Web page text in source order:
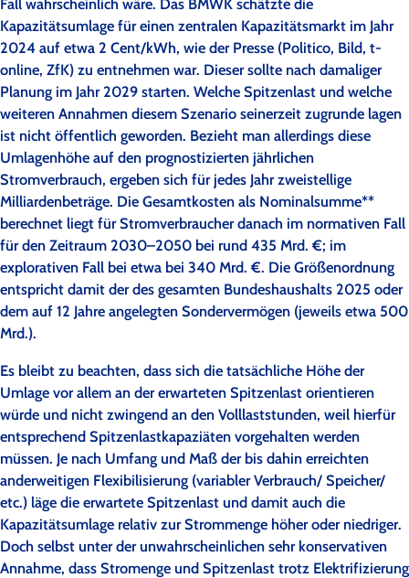
Fall wahrscheinlich wäre. Das BMWK schätzte die
Kapazitätsumlage für einen zentralen Kapazitätsmarkt im Jahr
2024 auf etwa 2 Cent/kWh, wie der Presse (Politico, Bild, t-
online, ZfK) zu entnehmen war. Dieser sollte nach damaliger
Planung im Jahr 2029 starten. Welche Spitzenlast und welche
weiteren Annahmen diesem Szenario seinerzeit zugrunde lagen
ist nicht öffentlich geworden. Bezieht man allerdings diese
Umlagenhöhe auf den prognostizierten jährlichen
Stromverbrauch, ergeben sich für jedes Jahr zweistellige
Milliardenbeträge. Die Gesamtkosten als Nominalsumme**
berechnet liegt für Stromverbraucher danach im normativen Fall
für den Zeitraum 2030–2050 bei rund 435 Mrd. €; im
explorativen Fall bei etwa bei 340 Mrd. €. Die Größenordnung
entspricht damit der des gesamten Bundeshaushalts 2025 oder
dem auf 12 Jahre angelegten Sondervermögen (jeweils etwa 500
Mrd.).
Es bleibt zu beachten, dass sich die tatsächliche Höhe der
Umlage vor allem an der erwarteten Spitzenlast orientieren
würde und nicht zwingend an den Volllaststunden, weil hierfür
entsprechend Spitzenlastkapaziäten vorgehalten werden
müssen. Je nach Umfang und Maß der bis dahin erreichten
anderweitigen Flexibilisierung (variabler Verbrauch/ Speicher/
etc.) läge die erwartete Spitzenlast und damit auch die
Kapazitätsumlage relativ zur Strommenge höher oder niedriger.
Doch selbst unter der unwahrscheinlichen sehr konservativen
Annahme, dass Stromenge und Spitzenlast trotz Elektrifizierung